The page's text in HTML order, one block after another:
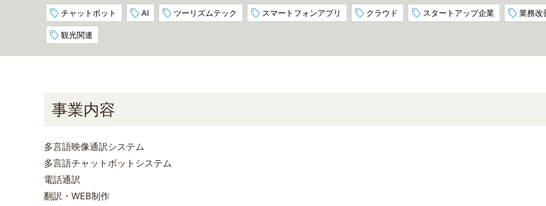
チャットボット AI ツーリズムテック スマートフォンアプリ クラウド スタートアップ企業 業務改
観光関連
事業内容
多言語映像通訳システム
多言語チャットボットシステム
電話通訳
翻訳・WEB制作